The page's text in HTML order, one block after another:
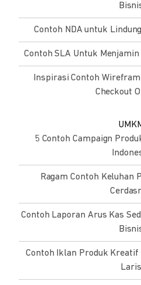
Contoh NDA untuk
Contoh SLA Untuk
Inspirasi Contoh
Checkout
5 Contoh Campaign
Ragam Contoh Keluhan
Contoh Laporan Arus Kas
Contoh Iklan Produk Kreatif
Laris